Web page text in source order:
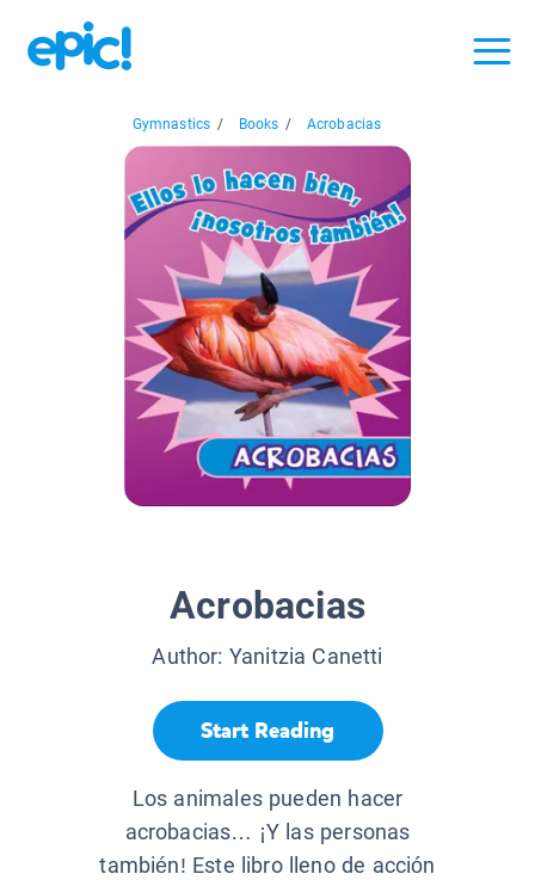
Gymnastics / Books / Acrobacias
Acrobacias
Author: Yanitzia Canetti
Start Reading
Los animales pueden hacer
acrobacias… ¡Y las personas
también! Este libro lleno de acción